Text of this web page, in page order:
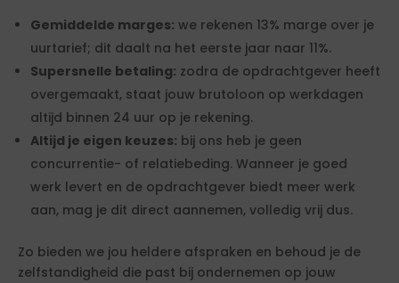
Gemiddelde marges: we rekenen 13% marge over je
uurtarief; dit daalt na het eerste jaar naar 11%.
Supersnelle betaling: zodra de opdrachtgever heeft
overgemaakt, staat jouw brutoloon op werkdagen
altijd binnen 24 uur op je rekening.
Altijd je eigen keuzes: bij ons heb je geen
concurrentie- of relatiebeding. Wanneer je goed
werk levert en de opdrachtgever biedt meer werk
aan, mag je dit direct aannemen, volledig vrij dus.
Zo bieden we jou heldere afspraken en behoud je de
zelfstandigheid die past bij ondernemen op jouw